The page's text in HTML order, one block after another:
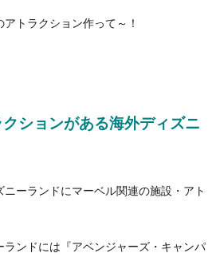
トラクション作って～！
ションがある海外ディズニ
ーランドにマーベル関連の施設・アト
ランドには『アベンジャーズ・キャンパ